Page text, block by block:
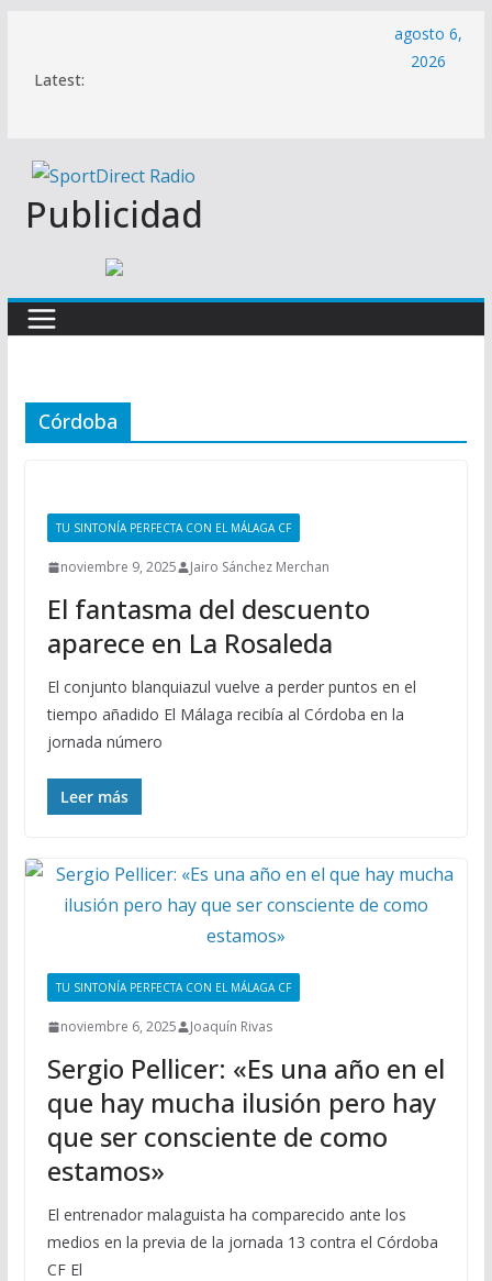
contenido
Latest:
agosto 6,
2026
Publicidad
Córdoba
TU SINTONÍA PERFECTA CON EL MÁLAGA CF
noviembre 9, 2025 Jairo Sánchez Merchan
El fantasma del descuento
aparece en La Rosaleda
El conjunto blanquiazul vuelve a perder puntos en el
tiempo añadido El Málaga recibía al Córdoba en la
jornada número
Leer más
TU SINTONÍA PERFECTA CON EL MÁLAGA CF
noviembre 6, 2025 Joaquín Rivas
Sergio Pellicer: «Es una año en el
que hay mucha ilusión pero hay
que ser consciente de como
estamos»
El entrenador malaguista ha comparecido ante los
medios en la previa de la jornada 13 contra el Córdoba
CF El